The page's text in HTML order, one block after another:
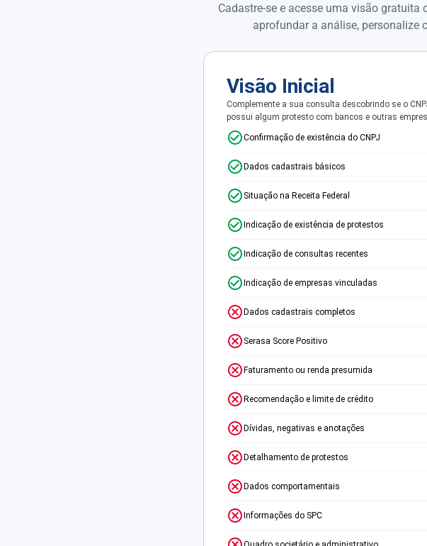
Cadastre-se e acesse uma visão
aprofundar a análise, personalize
Visão Inicial
Complemente a sua consulta descobrindo se o
possui algum protesto com bancos e outras
Confirmação de existência do CNPJ
Dados cadastrais básicos
Situação na Receita Federal
Indicação de existência de protestos
Indicação de consultas recentes
Indicação de empresas vinculadas
Dados cadastrais completos
Serasa Score Positivo
Faturamento ou renda presumida
Recomendação e limite de crédito
Dívidas, negativas e anotações
Detalhamento de protestos
Dados comportamentais
Informações do SPC